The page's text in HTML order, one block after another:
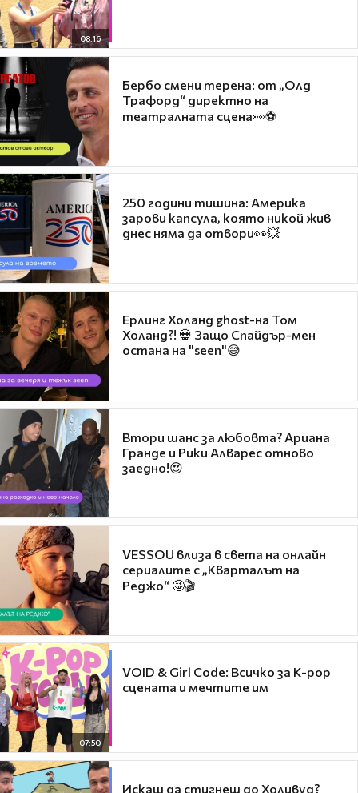
08:16
Бербо смени терена: от „Олд
Трафорд“ директно на
театралната сцена👀⚽
250 години тишина: Америка
зарови капсула, която никой жив
днес няма да отвори👀💥
Ерлинг Холанд ghost-на Том
Холанд?! 💀 Защо Спайдър-мен
остана на "seen"😅
Втори шанс за любовта? Ариана
Гранде и Рики Алварес отново
заедно!😍
VESSOU влиза в света на онлайн
сериалите с „Кварталът на
Реджо“ 🤩🎬
07:50
VOID & Girl Code: Всичко за K-pop
сцената и мечтите им
Искаш да стигнеш до Холивуд?